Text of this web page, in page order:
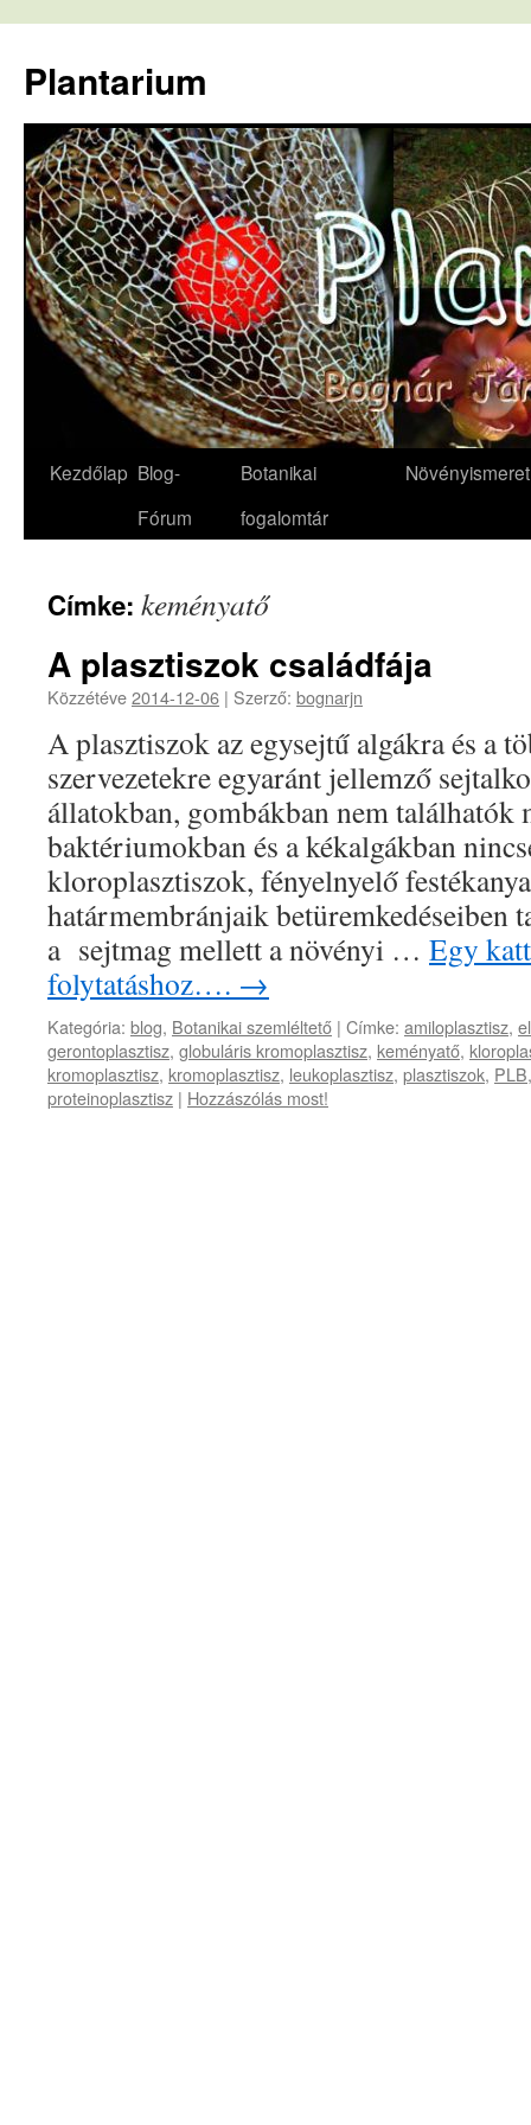
tartalomba
Plantarium
Kezdőlap Blog-
Fórum
Botanikai
fogalomtár
Növényismeret
Címke: keményatő
A plasztiszok családfája
Közzétéve2014-12-06 | Szerző: bognarjn
A plasztiszok az egysejtű algákra és a
szervezetekre egyaránt jellemző
állatokban, gombákban nem
baktériumokban és a kékalgákban
kloroplasztiszok, fényelnyelő
határmembránjaik
a sejtmag mellett a növényi … Egy
folytatáshoz…. →
Kategória: blog, Botanikai szemléltető | Címke: amiloplasztisz,
gerontoplasztisz, globuláris kromoplasztisz, keményatő,
kromoplasztisz, kromoplasztisz, leukoplasztisz, plasztiszok, PLB
proteinoplasztisz | Hozzászólás most!